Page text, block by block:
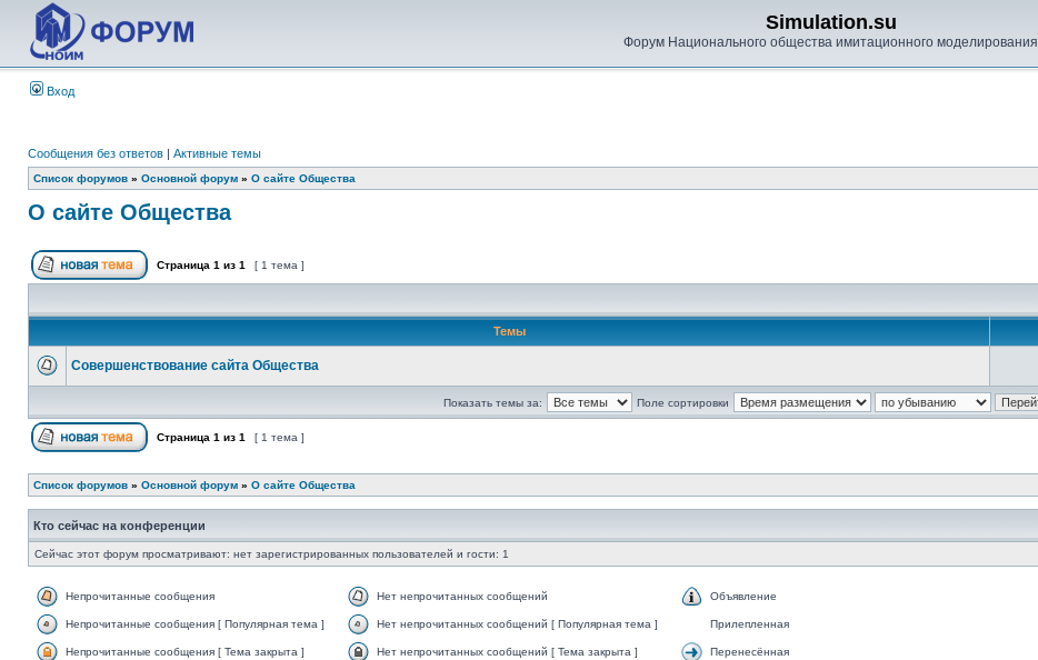
Simulation.su
Форум Национального общества имитационного моделирования
Вход
Сообщения без ответов | Активные темы
Список форумов » Основной форум » О сайте Общества
О сайте Общества
Страница 1 из 1 [ 1 тема ]
Темы
Совершенствование сайта Общества
Показать темы за: Поле сортировки
Страница 1 из 1 [ 1 тема ]
Список форумов » Основной форум » О сайте Общества
Кто сейчас на конференции
Сейчас этот форум просматривают: нет зарегистрированных пользователей и гости: 1
Непрочитанные сообщения Нет непрочитанных сообщений Объявление
Непрочитанные сообщения [ Популярная тема ] Нет непрочитанных сообщений [ Популярная тема ] Прилепленная
Непрочитанные сообщения [ Тема закрыта ] Нет непрочитанных сообщений [ Тема закрыта ] Перенесённая